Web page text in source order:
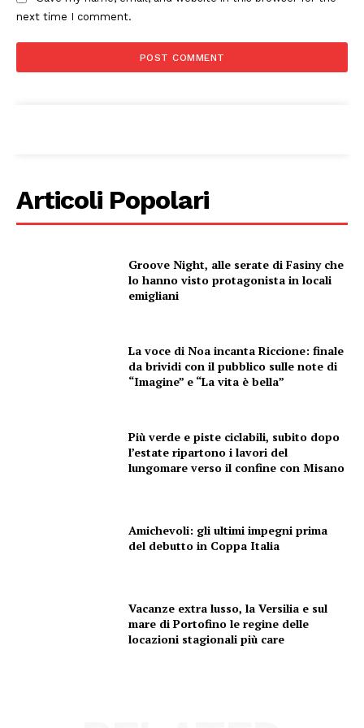
Esclusive
next time I comment.
Articoli Popolari
Groove Night, alle serate di Fasiny che
lo hanno visto protagonista in locali
emigliani
La voce di Noa incanta Riccione: finale
da brividi con il pubblico sulle note di
“Imagine” e “La vita è bella”
Più verde e piste ciclabili, subito dopo
l’estate ripartono i lavori del
lungomare verso il confine con Misano
Amichevoli: gli ultimi impegni prima
del debutto in Coppa Italia
Vacanze extra lusso, la Versilia e sul
mare di Portofino le regine delle
locazioni stagionali più care